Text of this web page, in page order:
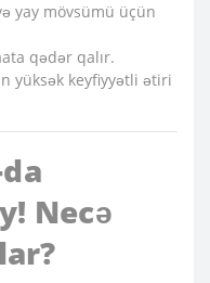
yay mövsümü üçün
qədər qalır.
yüksək keyfiyyətli ətiri
Necə